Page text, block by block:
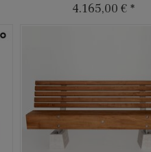
4.165,00 € *